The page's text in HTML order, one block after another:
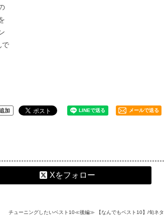
で
加 メールで送る
Xをフォロー
チューニングしたいベスト10≪後編≫ 【なんでもベスト10】/旬ネタ